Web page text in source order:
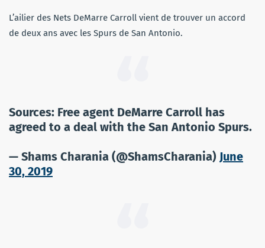
L’ailier des Nets DeMarre Carroll vient de trouver un accord
de deux ans avec les Spurs de San Antonio.
Sources: Free agent DeMarre Carroll has
agreed to a deal with the San Antonio Spurs.
— Shams Charania (@ShamsCharania) June
30, 2019